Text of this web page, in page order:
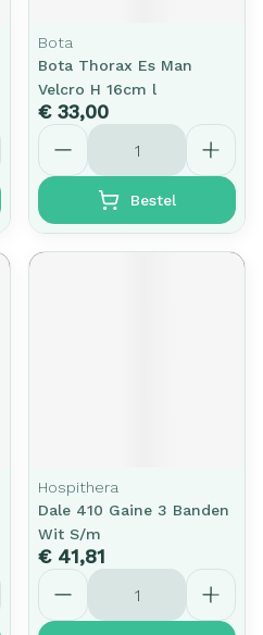
Bota
Bota Thorax Es Man
Velcro H 16cm l
€ 33,00
Aantal
Bestel
Hospithera
Dale 410 Gaine 3 Banden
Wit S/m
€ 41,81
Aantal